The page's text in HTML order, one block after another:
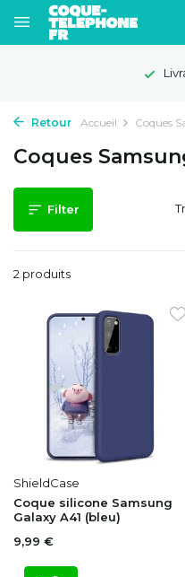
Retour Accueil Coques
Coques
Filter
2 produits
ShieldCase
Coque silicone Samsung
Galaxy A41 (bleu)
9,99 €